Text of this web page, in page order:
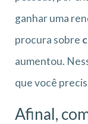
ganhar uma
procura sobre
aumentou.
que você
Afinal,